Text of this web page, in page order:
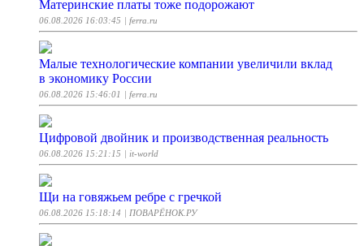
Материнские платы тоже подорожают
06.08.2026 16:03:45 | ferra.ru
Малые технологические компании увеличили вклад
в экономику России
06.08.2026 15:46:01 | ferra.ru
Цифровой двойник и производственная реальность
06.08.2026 15:21:15 | it-world
Щи на говяжьем ребре с гречкой
06.08.2026 15:18:14 | ПОВАРЁНОК.РУ